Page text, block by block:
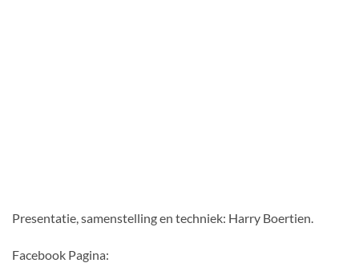
Presentatie, samenstelling en techniek: Harry Boertien.
Facebook Pagina: